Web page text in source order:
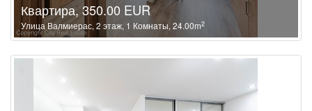
Квартира, 350.00 EUR
Улица Валмиерас, 2 этаж, 1 Комнаты, 24.00m2